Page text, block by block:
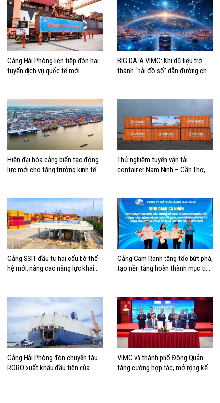
Cảng Hải Phòng liên tiếp đón hai
tuyến dịch vụ quốc tế mới
BIG DATA VIMC: Khi dữ liệu trở
thành “hải đồ số” dẫn đường cho
Hiện đại hóa cảng biển tạo động
lực mới cho tăng trưởng kinh tế
Thử nghiệm tuyến vận tải
container Nam Ninh – Cần Thơ,
Cảng SSIT đầu tư hai cẩu bờ thế
hệ mới, nâng cao năng lực khai
Cảng Cam Ranh tăng tốc bứt phá,
tạo nền tảng hoàn thành mục tiêu
Cảng Hải Phòng đón chuyến tàu
RORO xuất khẩu đầu tiên của
VIMC và thành phố Đông Quản
tăng cường hợp tác, mở rộng kết